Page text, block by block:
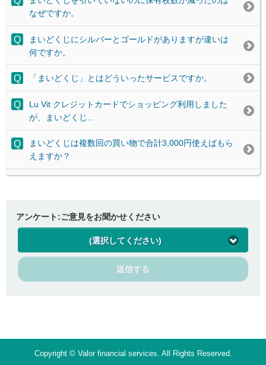
なぜですか。
まいどくじにシルバーとゴールドがありますが違いは
何ですか。
「まいどくじ」とはどういったサービスですか。
Lu Vit クレジットカードでショッピング利用しました
が、まいどくじ...
まいどくじは複数回の買い物で合計3,000円使えばもら
えますか？
アンケート:ご意見をお聞かせください
(選択してください)
送信する
Copyright © Valor financial services. All Rights Reserved.